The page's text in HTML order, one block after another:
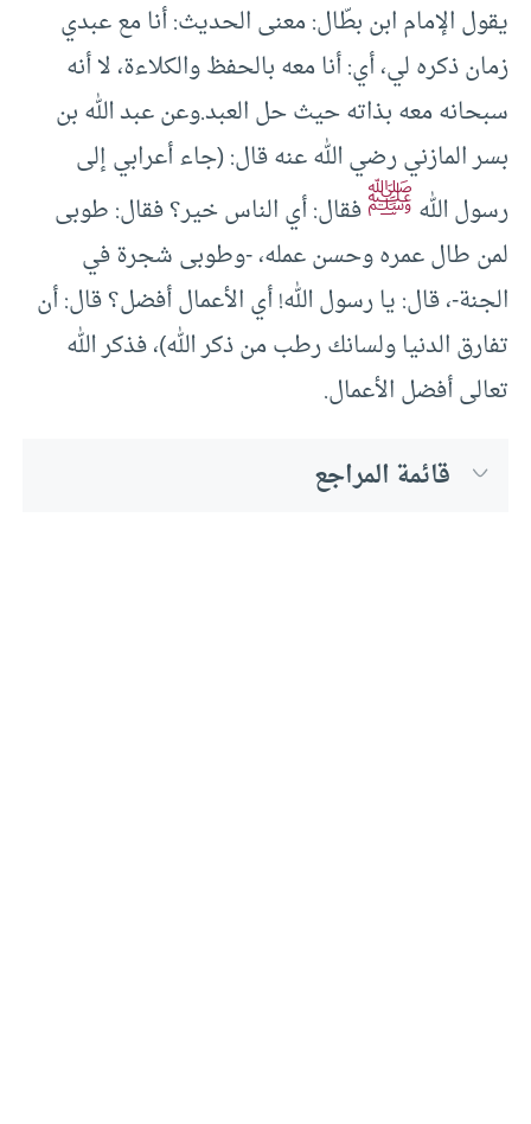
يقول الإمام ابن بطّال: معنى الحديث: أنا مع عبدي
زمان ذكره لي، أي: أنا معه بالحفظ والكلاءة، لا أنه
سبحانه معه بذاته حيث حل العبد.وعن عبد الله بن
بسر المازني رضي الله عنه قال: (جاء أعرابي إلى
رسول اللهﷺفقال: أي الناس خير؟ فقال: طوبى
لمن طال عمره وحسن عمله، -وطوبى شجرة في
الجنة-، قال: يا رسول الله! أي الأعمال أفضل؟ قال: أن
تفارق الدنيا ولسانك رطب من ذكر الله)، فذكر الله
تعالى أفضل الأعمال.
قائمة المراجع